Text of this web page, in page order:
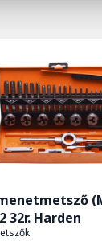
32r. Harden